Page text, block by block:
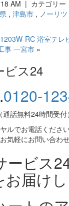
AM | カテゴリー
, 津島市 , ノーリツ
RC 浴室テレ
事 一宮市 »
ビス24
0120-
（通話無料24時間受付）
ルでお電話くださ
気軽にお問い合わせ
ービス
お届け